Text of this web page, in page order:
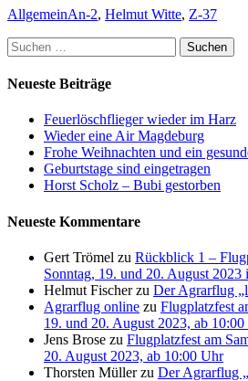
Kategorien
AllgemeinSchlagworte
An-2, Helmut Witte, Z-37
Suchen
nach:
Neueste Beiträge
Feuerlöschflieger wieder im Harz
Wieder eine Air Magdeburg
Frohe Weihnachten und ein
Geburtstage sind eingetragen
Horst Scholz – Bubi gestorben
Neueste Kommentare
Gert Trömel zu Rückblick 1 –
Sonntag, 19. und 20. August 2023
Helmut Fischerzu Der Agrarflug
Agrarflug online zu Flugplatzfest
19. und 20. August 2023, ab
Jens Brose zu Flugplatzfest am
20. August 2023, ab 10:00 Uhr
Thorsten Müllerzu Der Agrarflug